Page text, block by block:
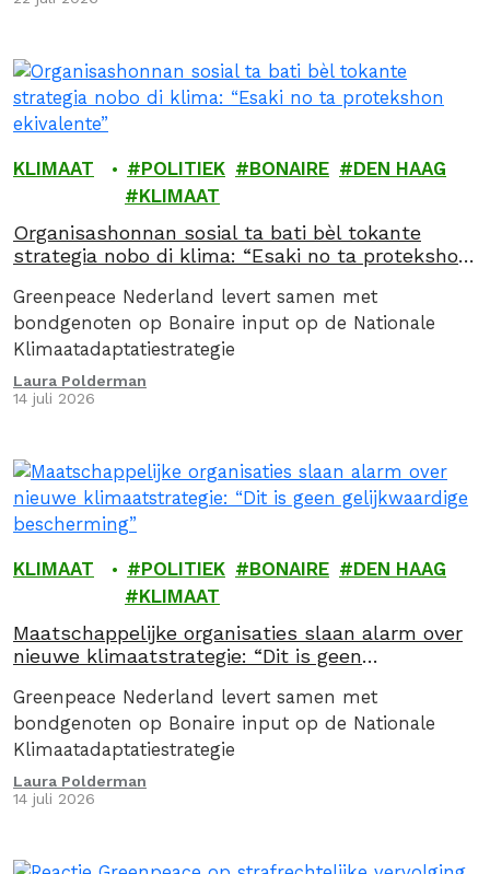
KLIMAAT POLITIEK BONAIRE
DEN HAAG
KLIMAAT
Organisashonnan sosial ta bati bèl tokante
strategia nobo di klima: “Esaki no ta protekshon
Greenpeace Nederland levert samen met
bondgenoten op Bonaire input op de Nationale
Klimaatadaptatiestrategie
Laura Polderman
14 juli 2026
KLIMAAT POLITIEK BONAIRE
DEN HAAG
KLIMAAT
Maatschappelijke organisaties slaan alarm over
nieuwe klimaatstrategie: “Dit is geen
Greenpeace Nederland levert samen met
bondgenoten op Bonaire input op de Nationale
Klimaatadaptatiestrategie
Laura Polderman
14 juli 2026